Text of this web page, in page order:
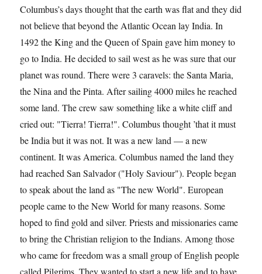
Columbus’s days thought that the earth was flat and they did
not believe that beyond the Atlantic Ocean lay India. In
1492 the King and the Queen of Spain gave him money to
go to India. He decided to sail west as he was sure that our
planet was round. There were 3 caravels: the Santa Maria,
the Nina and the Pinta. After sailing 4000 miles he reached
some land. The crew saw something like a white cliff and
cried out: "Tierra! Tierra!". Columbus thought ’that it must
be India but it was not. It was a new land — a new
continent. It was America. Columbus named the land they
had reached San Salvador ("Holy Saviour"). People began
to speak about the land as "The new World". European
people came to the New World for many reasons. Some
hoped to find gold and silver. Priests and missionaries came
to bring the Christian religion to the Indians. Among those
who came for freedom was a small group of English people
called Pilgrims. They wanted to start a new life and to have